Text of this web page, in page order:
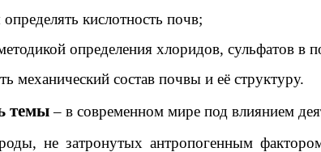
определять кислотность почв;
определения хлоридов, сульфатов в
механический состав почвы и её структуру.
темы– в современном мире под влиянием
не затронутых антропогенным